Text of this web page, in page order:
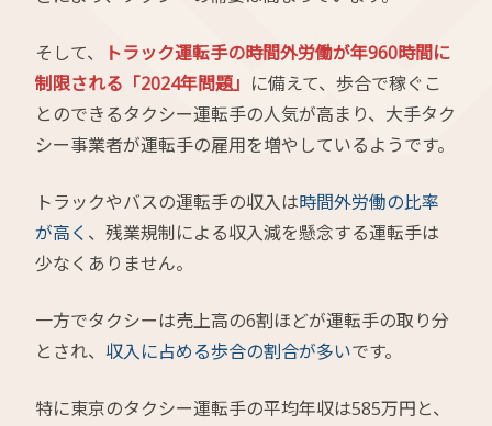
そして、
トラック運転手の時間外労働が年960時間に
制限される「2024年問題」 に備えて、歩合で稼ぐこ
とのできるタクシー運転手の人気が高まり、大手タク
シー事業者が運転手の雇用を増やしているようです。
トラックやバスの運転手の収入は時間外労働の比率
が高く 、残業規制による収入減を懸念する運転手は
少なくありません。
一方でタクシーは売上高の6割ほどが運転手の取り分
とされ、収入に占める歩合の割合が多いです。
特に東京のタクシー運転手の平均年収は585万円と、